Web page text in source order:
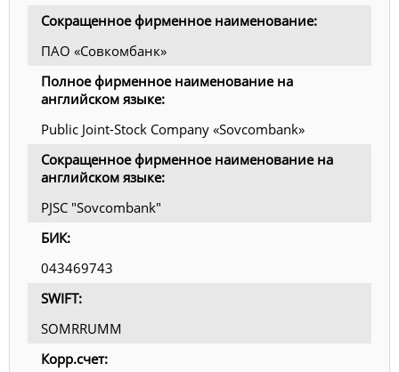
Сокращенное фирменное наименование:
ПАО «Совкомбанк»
Полное фирменное наименование на
английском языке:
Public Joint-Stock Company «Sovcombank»
Сокращенное фирменное наименование на
английском языке:
PJSC "Sovcombank"
БИК:
043469743
SWIFT:
SOMRRUMM
Корр.счет: